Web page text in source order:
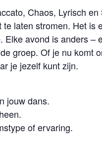
Chaos, Lyrisch
laten stromen. Het is
avond is anders –
groep. Of je nu komt
je jezelf kunt zijn.
jouw dans.
of ervaring.